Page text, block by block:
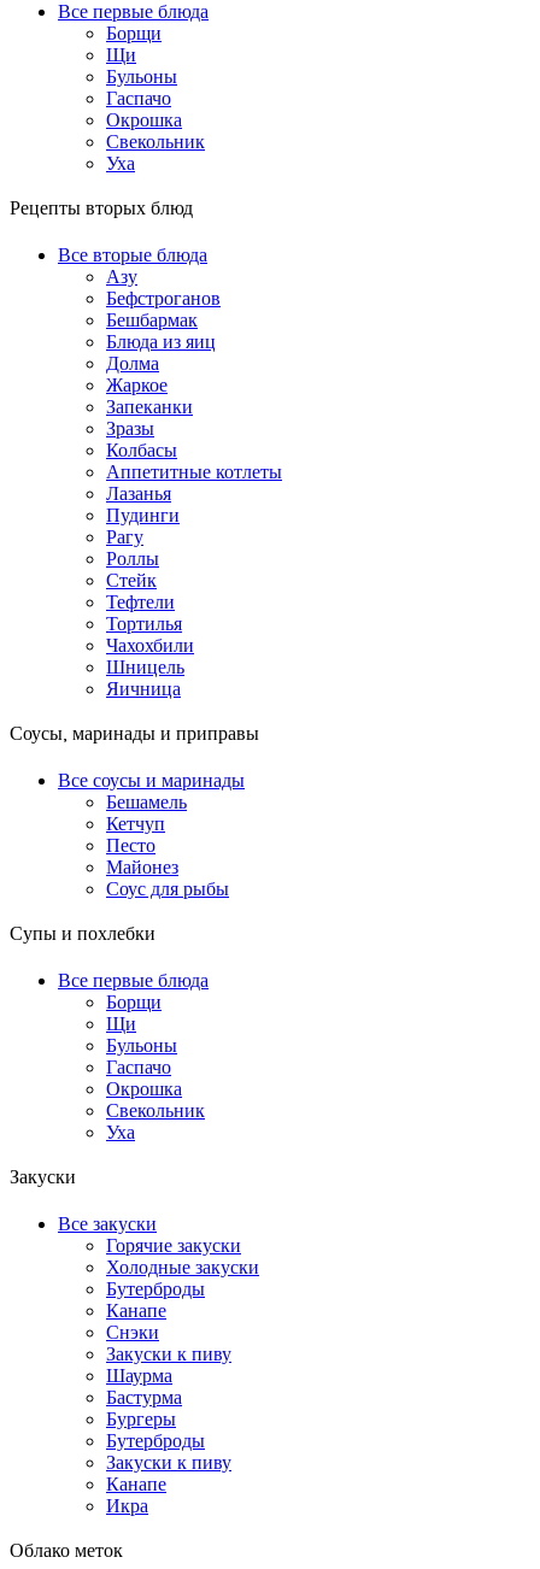
Все первые блюда
Борщи
Щи
Бульоны
Гаспачо
Окрошка
Свекольник
Уха
Рецепты вторых блюд
Все вторые блюда
Азу
Бефстроганов
Бешбармак
Блюда из яиц
Долма
Жаркое
Запеканки
Зразы
Колбасы
Аппетитные котлеты
Лазанья
Пудинги
Рагу
Роллы
Стейк
Тефтели
Тортилья
Чахохбили
Шницель
Яичница
Соусы, маринады и приправы
Все соусы и маринады
Бешамель
Кетчуп
Песто
Майонез
Соус для рыбы
Супы и похлебки
Все первые блюда
Борщи
Щи
Бульоны
Гаспачо
Окрошка
Свекольник
Уха
Закуски
Все закуски
Горячие закуски
Холодные закуски
Бутерброды
Канапе
Снэки
Закуски к пиву
Шаурма
Бастурма
Бургеры
Бутерброды
Закуски к пиву
Канапе
Икра
Облако меток